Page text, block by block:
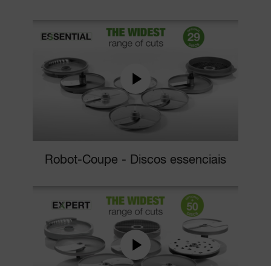
Robot-Coupe - Discos essenciais